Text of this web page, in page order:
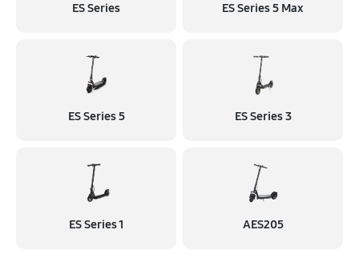
ES Series ES Series 5 Max
ES Series 5 ES Series 3
ES Series 1 AES205